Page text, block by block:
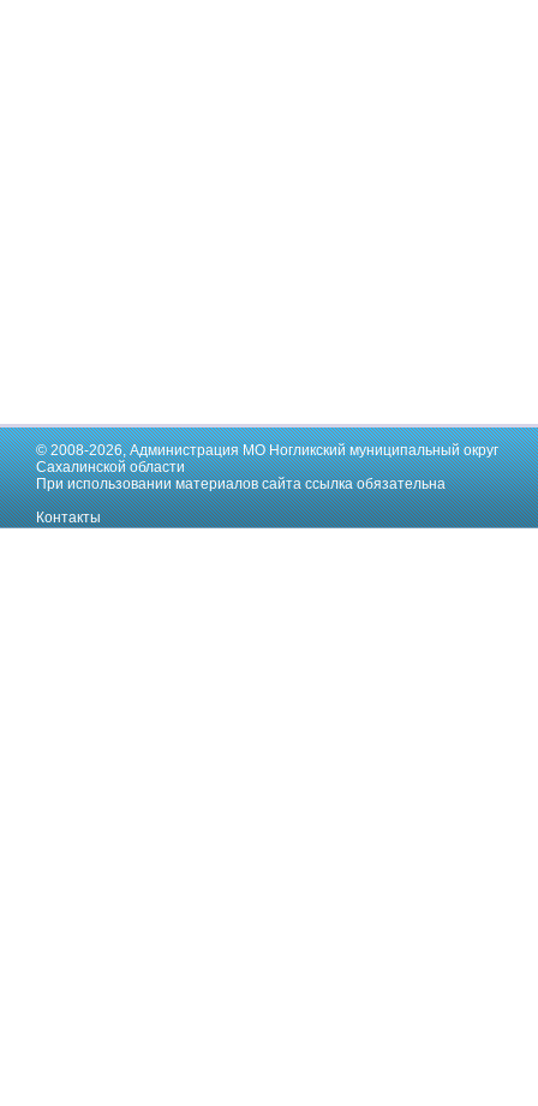
© 2008-2026,Администрация МО Ногликский муниципальный округ
Сахалинской области
При использовании материалов сайта ссылка обязательна
Контакты